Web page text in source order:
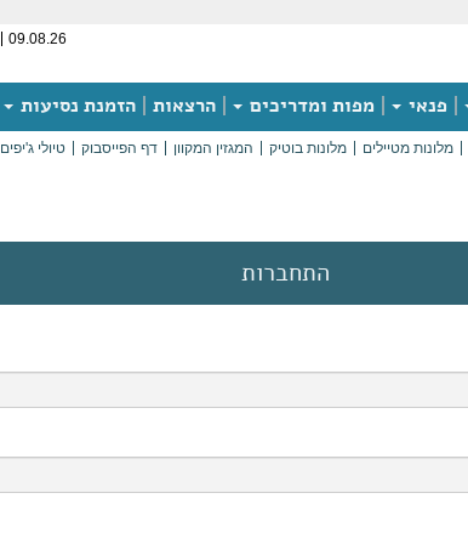
09.08.26
פנאי מפות ומדריכים הרצאות הזמנת נסיעות
מלונות מטיילים מלונות בוטיק המגזין המקוון דף הפייסבוק טיולי ג'יפים
התחברות